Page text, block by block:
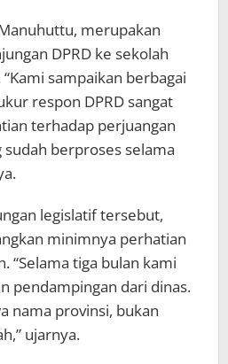
merupakan
DPRD ke sekolah
sampaikan berbagai
respon DPRD sangat
terhadap perjuangan
sudah berproses selama
legislatif tersebut,
minimnya perhatian
“Selama tiga bulan kami
pendampingan dari dinas.
nama provinsi, bukan
ujarnya.